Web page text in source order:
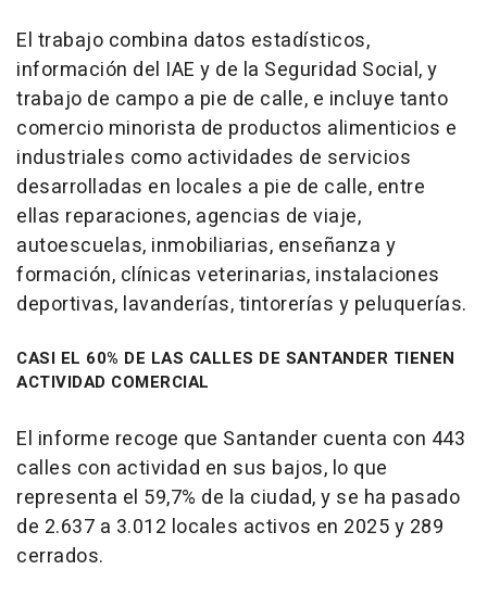
El trabajo combina datos estadísticos,
información del IAE y de la Seguridad Social, y
trabajo de campo a pie de calle, e incluye tanto
comercio minorista de productos alimenticios e
industriales como actividades de servicios
desarrolladas en locales a pie de calle, entre
ellas reparaciones, agencias de viaje,
autoescuelas, inmobiliarias, enseñanza y
formación, clínicas veterinarias, instalaciones
deportivas, lavanderías, tintorerías y peluquerías.
CASI EL 60% DE LAS CALLES DE SANTANDER TIENEN
ACTIVIDAD COMERCIAL
El informe recoge que Santander cuenta con 443
calles con actividad en sus bajos, lo que
representa el 59,7% de la ciudad, y se ha pasado
de 2.637 a 3.012 locales activos en 2025 y 289
cerrados.